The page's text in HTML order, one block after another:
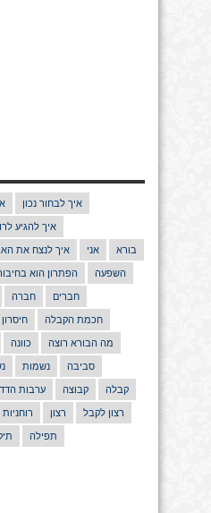
איך לבחור נכון
איך להגיע
איך לנצח את אני בורא
הפתרון הוא השפעה
חברה חברים
חיסרון חכמת הקבלה
כוונה מה הבורא רוצה
נשמות סביבה
ערבות קבוצה קבלה
רוחניות רצון רצון לקבל
תפילה